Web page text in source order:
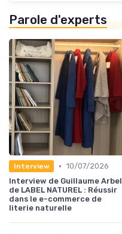
Parole d'experts
Interview • 10/07/2026
Interview de Guillaume Arbel
de LABEL NATUREL : Réussir
dans le e-commerce de
literie naturelle